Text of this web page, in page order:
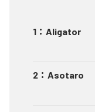
1 ： Aligator
2 ： Asotaro